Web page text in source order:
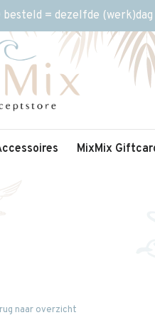
= dezelfde
MixMix
naar overzicht